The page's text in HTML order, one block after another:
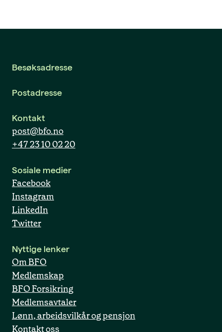
Besøksadresse
Postadresse
Kontakt
post@bfo.no
+47 23 10 02 20
Sosiale medier
Facebook
Instagram
LinkedIn
Twitter
Nyttige lenker
Om BFO
Medlemskap
BFO Forsikring
Medlemsavtaler
Lønn, arbeidsvilkår og pensjon
Kontakt oss